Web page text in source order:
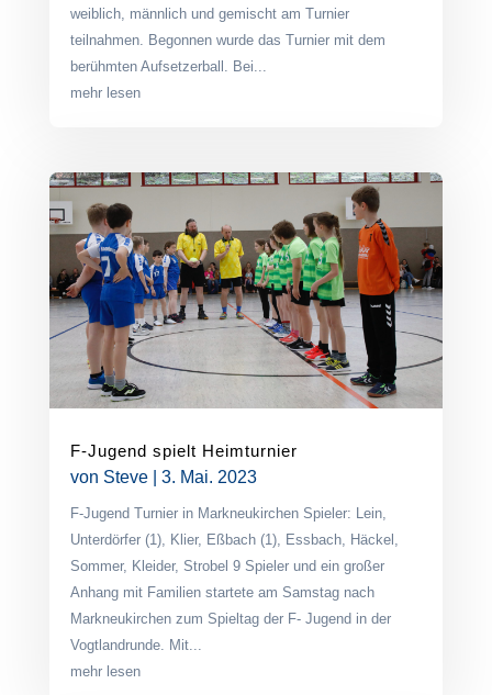
weiblich, männlich und gemischt am Turnier
teilnahmen. Begonnen wurde das Turnier mit dem
berühmten Aufsetzerball. Bei...
mehr lesen
F-Jugend spielt Heimturnier
von Steve| 3. Mai. 2023
F-Jugend Turnier in Markneukirchen Spieler: Lein,
Unterdörfer (1), Klier, Eßbach (1), Essbach, Häckel,
Sommer, Kleider, Strobel 9 Spieler und ein großer
Anhang mit Familien startete am Samstag nach
Markneukirchen zum Spieltag der F- Jugend in der
Vogtlandrunde. Mit...
mehr lesen